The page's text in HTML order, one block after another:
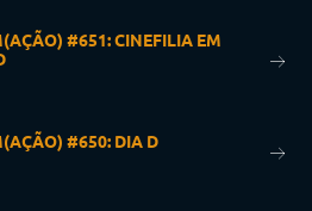
#651: CINEFILIA EM
#650: DIA D